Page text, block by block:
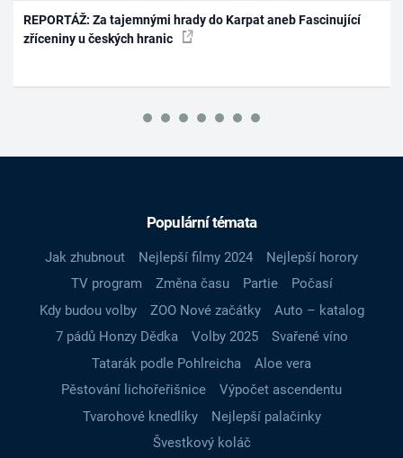
REPORTÁŽ: Za tajemnými hrady do Karpat aneb Fascinující
zříceniny u českých hranic
Populární témata
Jak zhubnout Nejlepší filmy 2024
Nejlepší horory
TV program
Změna času Partie
Počasí
Kdy budou volby
ZOO Nové začátky
Auto – katalog
7 pádů Honzy Dědka
Volby 2025
Svařené víno
Tatarák podle Pohlreicha
Aloe vera
Pěstování lichořeřišnice
Výpočet ascendentu
Tvarohové knedlíky
Nejlepší palačinky
Švestkový koláč